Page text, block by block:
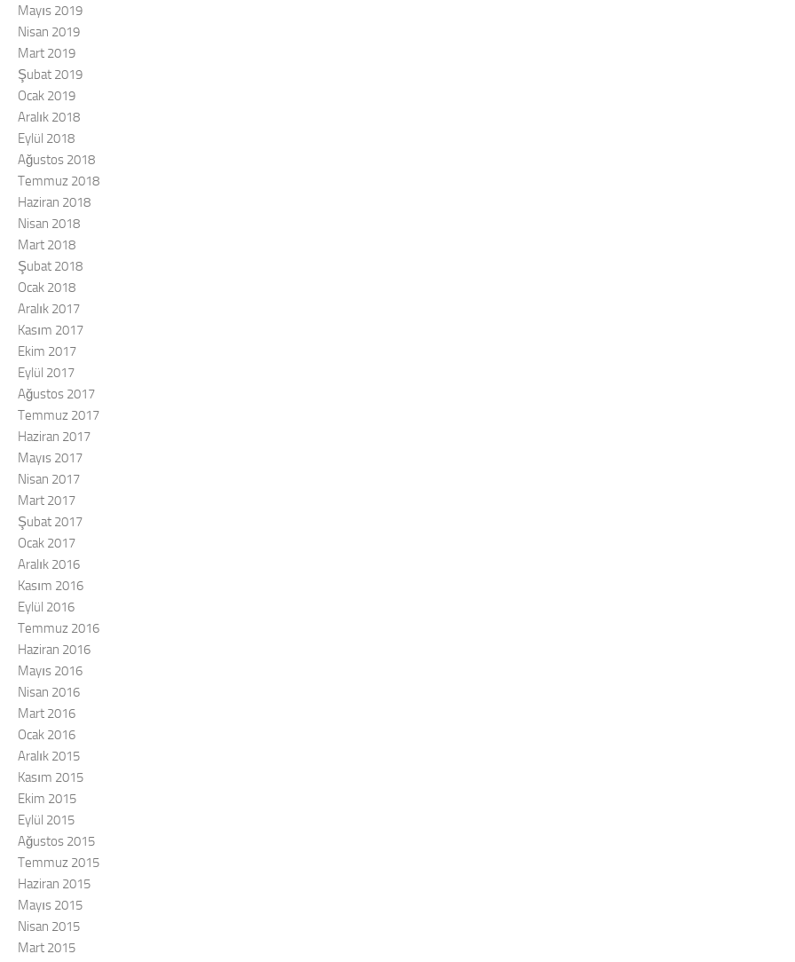
Mayıs 2019
Nisan 2019
Mart 2019
Şubat 2019
Ocak 2019
Aralık 2018
Eylül 2018
Ağustos 2018
Temmuz 2018
Haziran 2018
Nisan 2018
Mart 2018
Şubat 2018
Ocak 2018
Aralık 2017
Kasım 2017
Ekim 2017
Eylül 2017
Ağustos 2017
Temmuz 2017
Haziran 2017
Mayıs 2017
Nisan 2017
Mart 2017
Şubat 2017
Ocak 2017
Aralık 2016
Kasım 2016
Eylül 2016
Temmuz 2016
Haziran 2016
Mayıs 2016
Nisan 2016
Mart 2016
Ocak 2016
Aralık 2015
Kasım 2015
Ekim 2015
Eylül 2015
Ağustos 2015
Temmuz 2015
Haziran 2015
Mayıs 2015
Nisan 2015
Mart 2015